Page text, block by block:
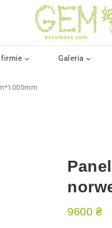
firmie Galeria
9600 ₴